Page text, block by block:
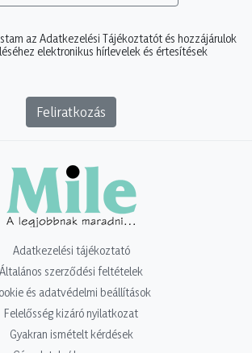
az Adatkezelési Tájékoztatót és hozzájárulok
elektronikus hírlevelek és értesítések
Feliratkozás
Adatkezelési tájékoztató
Általános szerződési feltételek
és adatvédelmi beállítások
Felelősség kizáró nyilatkozat
Gyakran ismételt kérdések